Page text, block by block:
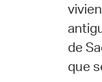
de
que